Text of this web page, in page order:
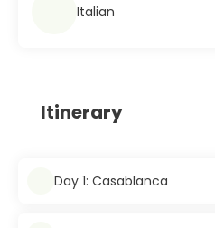
Italian
Itinerary
Day 1: Casablanca